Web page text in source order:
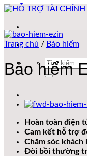
Bỏ
dung
Tìm
kiếm:
Trang chủ / Bảo hiểm
Bảo hiểm
Hoàn toàn điện
Cam kết hỗ trợ
Chăm sóc khách
Đòi bồi thường